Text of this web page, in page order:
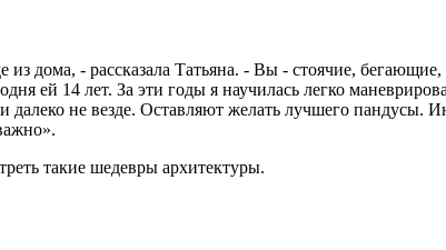
дома, - рассказала Татьяна. - Вы - стоячие,
ей 14 лет. За эти годы я научилась легко
не везде. Оставляют желать лучшего пандусы.
такие шедевры архитектуры.